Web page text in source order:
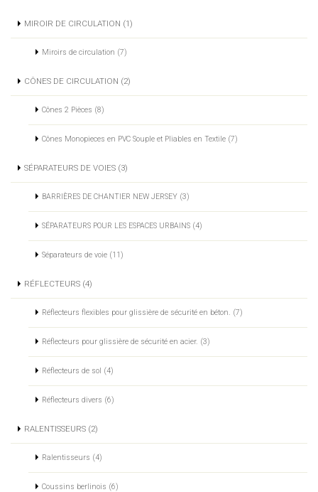
MIROIR DE CIRCULATION (1)
Miroirs de circulation (7)
CÔNES DE CIRCULATION (2)
Cônes 2 Pièces (8)
Cônes Monopieces en PVC Souple et Pliables en Textile (7)
SÉPARATEURS DE VOIES (3)
BARRIÈRES DE CHANTIER NEW JERSEY (3)
SÉPARATEURS POUR LES ESPACES URBAINS (4)
Séparateurs de voie (11)
RÉFLECTEURS (4)
Réflecteurs flexibles pour glissière de sécurité en béton. (7)
Réflecteurs pour glissière de sécurité en acier. (3)
Réflecteurs de sol (4)
Réflecteurs divers (6)
RALENTISSEURS (2)
Ralentisseurs (4)
Coussins berlinois (6)